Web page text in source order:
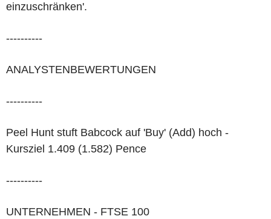
einzuschränken'.
----------
ANALYSTENBEWERTUNGEN
----------
Peel Hunt stuft Babcock auf 'Buy' (Add) hoch -
Kursziel 1.409 (1.582) Pence
----------
UNTERNEHMEN - FTSE 100